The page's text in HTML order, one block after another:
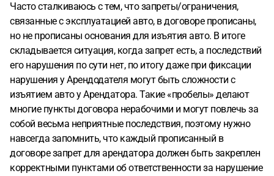
Часто сталкиваюсь с тем, что запреты/ограничения,
связанные с эксплуатацией авто, в договоре прописаны,
но не прописаны основания для изъятия авто. В итоге
складывается ситуация, когда запрет есть, а последствий
его нарушения по сути нет, по итогу даже при фиксации
нарушения у Арендодателя могут быть сложности с
изъятием авто у Арендатора. Такие «пробелы» делают
многие пункты договора нерабочими и могут повлечь за
собой весьма неприятные последствия, поэтому нужно
навсегда запомнить, что каждый прописанный в
договоре запрет для арендатора должен быть закреплен
корректными пунктами об ответственности за нарушение